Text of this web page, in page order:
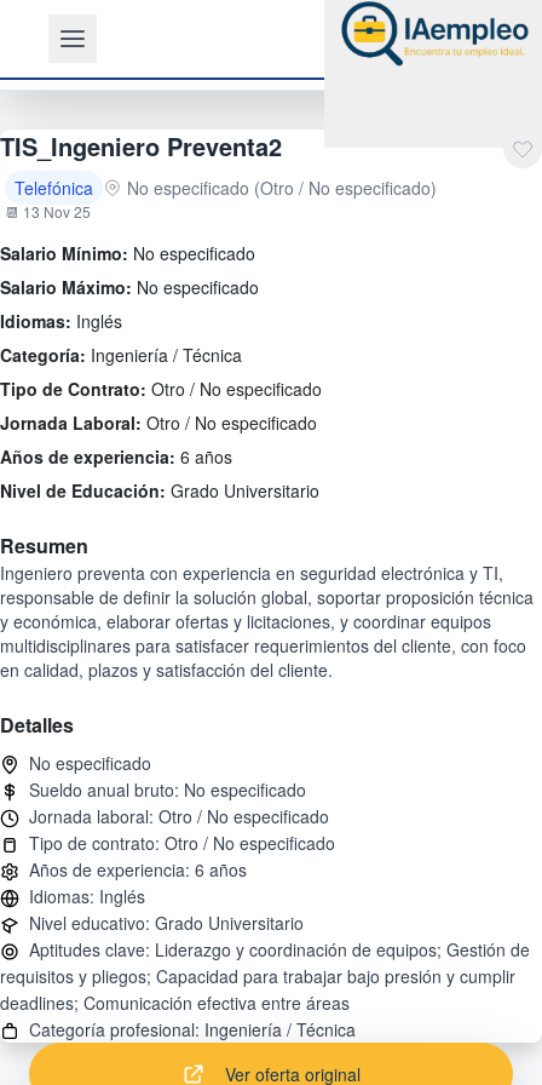
TIS_Ingeniero Preventa2
Telefónica No especificado (Otro / No especificado)
📆 13 Nov 25
Salario Mínimo: No especificado
Salario Máximo: No especificado
Idiomas: Inglés
Categoría: Ingeniería / Técnica
Tipo de Contrato: Otro / No especificado
Jornada Laboral: Otro / No especificado
Años de experiencia: 6 años
Nivel de Educación: Grado Universitario
Resumen
Ingeniero preventa con experiencia en seguridad electrónica y TI,
responsable de definir la solución global, soportar proposición técnica
y económica, elaborar ofertas y licitaciones, y coordinar equipos
multidisciplinares para satisfacer requerimientos del cliente, con foco
en calidad, plazos y satisfacción del cliente.
Detalles
Aptitudes clave: Liderazgo y coordinación de equipos; Gestión de
requisitos y pliegos; Capacidad para trabajar bajo presión y cumplir
Ver oferta original